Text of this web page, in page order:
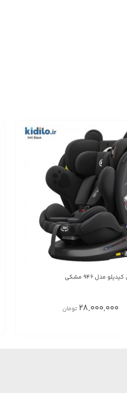
مدل 946 مشکی
28,000,000 تومان